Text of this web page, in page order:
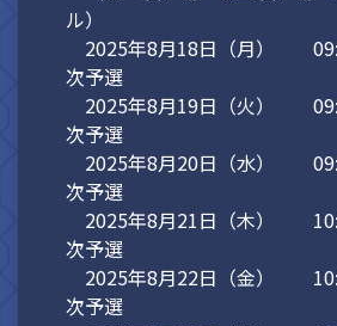
ル）
2025年8月18日（月）
次予選
2025年8月19日（火）
次予選
2025年8月20日（水）
次予選
2025年8月21日（木）
次予選
2025年8月22日（金）
次予選